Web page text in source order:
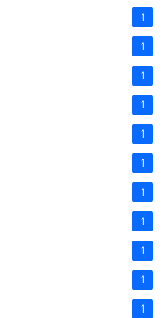
1
1
1
1
1
1
1
1
1
1
1